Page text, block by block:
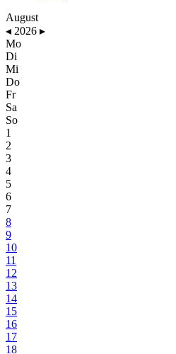
August
◂ 2026 ▸
Mo
Di
Mi
Do
Fr
Sa
So
1
2
3
4
5
6
7
8
9
10
11
12
13
14
15
16
17
18